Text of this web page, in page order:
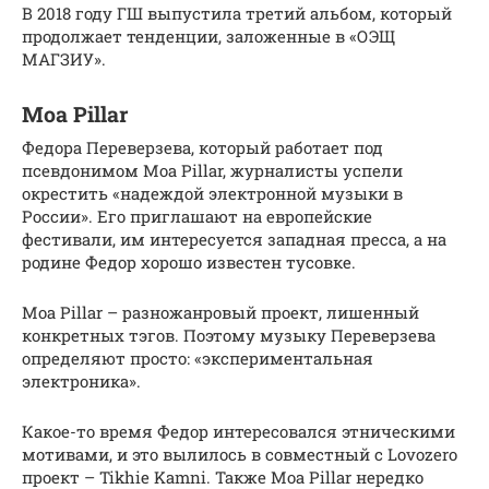
В 2018 году ГШ выпустила третий альбом, который
продолжает тенденции, заложенные в «ОЭЩ
МАГЗИУ».
Moa Pillar
Федора Переверзева, который работает под
псевдонимом Moa Pillar, журналисты успели
окрестить «надеждой электронной музыки в
России». Его приглашают на европейские
фестивали, им интересуется западная пресса, а на
родине Федор хорошо известен тусовке.
Moa Pillar – разножанровый проект, лишенный
конкретных тэгов. Поэтому музыку Переверзева
определяют просто: «экспериментальная
электроника».
Какое-то время Федор интересовался этническими
мотивами, и это вылилось в совместный с Lovozero
проект – Tikhie Kamni. Также Moa Pillar нередко